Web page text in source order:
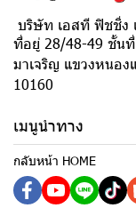
บริษัท เอสที ฟิชชิ่ง
ที่อยู่ 28/48-49 ชั้น
มาเจริญ แขวงหนอ
10160
เมนูนำทาง
กลับหน้า HOME